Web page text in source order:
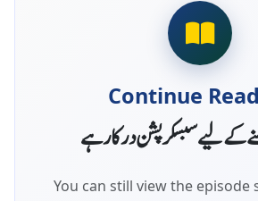
Continue
کے لیے سبسکرپشن درکار ہے
You can still view the episode